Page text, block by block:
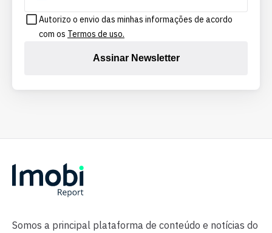
Autorizo o envio das minhas informações de acordo
com os Termos de uso.
Assinar Newsletter
Somos a principal plataforma de conteúdo e notícias do